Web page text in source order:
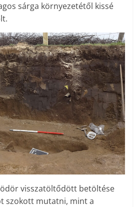
sárga környezetétől kissé
visszatöltődött betöltése
szokott mutatni, mint a